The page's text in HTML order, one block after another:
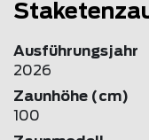
Ausführungsjahr
2026
Zaunhöhe (cm)
100